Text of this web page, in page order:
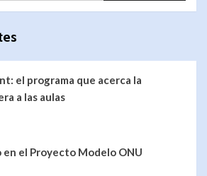
el programa que acerca la
a las aulas
el Proyecto Modelo ONU